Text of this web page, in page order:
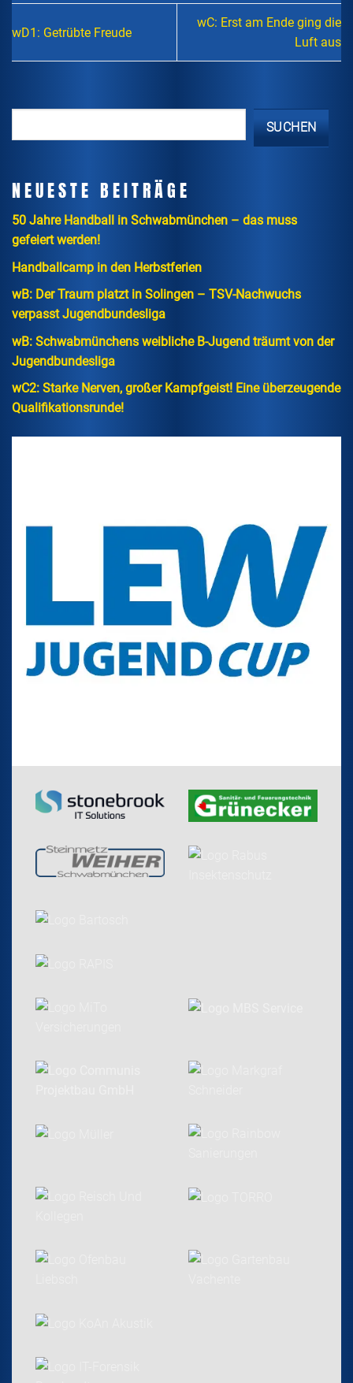
wD1: Getrübte Freude
wC: Erst am Ende ging die
Luft aus
SUCHEN
NEUESTE BEITRÄGE
50 Jahre Handball in Schwabmünchen – das muss
gefeiert werden!
Handballcamp in den Herbstferien
wB: Der Traum platzt in Solingen – TSV-Nachwuchs
verpasst Jugendbundesliga
wB: Schwabmünchens weibliche B-Jugend träumt von der
Jugendbundesliga
wC2: Starke Nerven, großer Kampfgeist! Eine überzeugende
Qualifikationsrunde!